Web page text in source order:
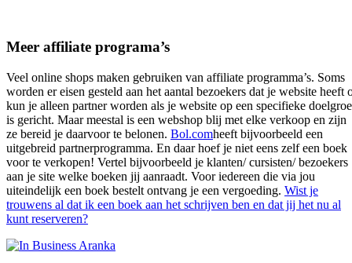
Meer affiliate programa’s
Veel online shops maken gebruiken van affiliate programma’s. Soms
worden er eisen gesteld aan het aantal bezoekers dat je website heeft
kun je alleen partner worden als je website op een specifieke
is gericht. Maar meestal is een webshop blij met elke verkoop en zijn
ze bereid je daarvoor te belonen. Bol.comheeft bijvoorbeeld een
uitgebreid partnerprogramma. En daar hoef je niet eens zelf een boek
voor te verkopen! Vertel bijvoorbeeld je klanten/ cursisten/ bezoekers
aan je site welke boeken jij aanraadt. Voor iedereen die via jou
uiteindelijk een boek bestelt ontvang je een vergoeding. Wist je
trouwens al dat ik een boek aan het schrijven ben en dat jij het nu al
kunt reserveren?